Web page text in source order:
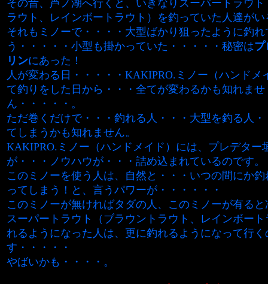
その昔、芦ノ湖へ行くと、いきなりスーパートラウ
ラウト、レインボートラウト）を釣っていた人達が
それもミノーで・・・・大型ばかり狙ったように釣れ
う・・・・・小型も掛かっていた・・・・・秘密はプ
リンにあった！
人が変わる日・・・・・KAKIPRO.ミノー（ハンドメ
て釣りをした日から・・・全てが変わるかも知れませ
ん・・・・・。
ただ巻くだけで・・・釣れる人・・・大型を釣る人
てしまうかも知れません。
KAKIPRO.ミノー（ハンドメイド）には、プレデター
が・・・ノウハウが・・・詰め込まれているのです。
このミノーを使う人は、自然と・・・いつの間にか
ってしまう！と、言うパワーが・・・・・・
このミノーが無ければタダの人、このミノーが有る
スーパートラウト（ブラウントラウト、レインボー
れるようになった人は、更に釣れるようになって行く
す・・・・・
やばいかも・・・・。